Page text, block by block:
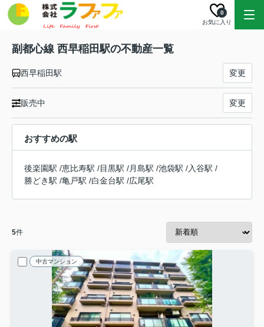
お気に入り
0
副都心線 西早稲田駅の不動産一覧
西早稲田駅 変更
販売中 変更
おすすめの駅
後楽園駅 /恵比寿駅 /目黒駅 /月島駅 /池袋駅 /入谷駅 /
勝どき駅 /亀戸駅 /白金台駅 /広尾駅
5件
中古マンション